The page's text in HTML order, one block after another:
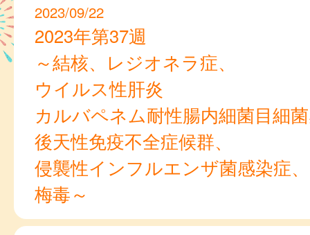
2023/09/22
2023年第37週
～結核、レジオネラ症、
ウイルス性肝炎
カルバペネム耐性腸内細菌目細
後天性免疫不全症候群、
侵襲性インフルエンザ菌感染症、
梅毒～